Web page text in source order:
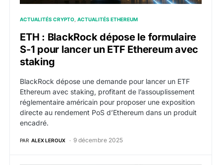
ACTUALITÉS CRYPTO ACTUALITÉS ETHEREUM
ETH : BlackRock dépose le formulaire
S-1 pour lancer un ETF Ethereum avec
staking
BlackRock dépose une demande pour lancer un ETF
Ethereum avec staking, profitant de l’assouplissement
réglementaire américain pour proposer une exposition
directe au rendement PoS d’Ethereum dans un produit
encadré.
PAR ALEX LEROUX 9 décembre 2025